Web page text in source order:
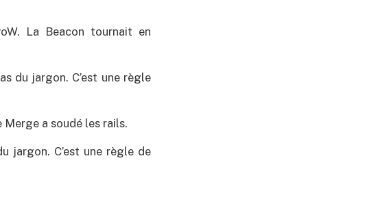
La Beacon tournait en
du jargon. C’est une règle
Merge a soudé les rails.
jargon. C’est une règle de